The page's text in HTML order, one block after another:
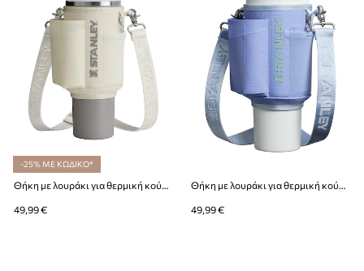
-25% ΜΕ ΚΩΔΙΚΟ*
49,99 € 49,99 €